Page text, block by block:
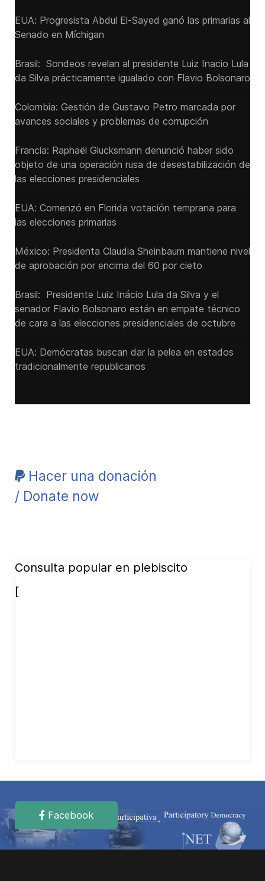
EUA: Progresista Abdul El-Sayed ganó las primarias al
Senado ‌en Míchigan
Brasil: Sondeos revelan al presidente Luiz Inacio Lula
da Silva prácticamente igualado con Flavio Bolsonaro
Colombia: Gestión de Gustavo Petro marcada por
avances sociales y problemas de corrupción
Francia: Raphaël Glucksmann denunció haber sido
objeto de una operación rusa de desestabilización de
las elecciones presidenciales
EUA: Comenzó en Florida votación temprana para
las elecciones primarias
México: Presidenta Claudia Sheinbaum mantiene nivel
de aprobación por encima del 60 por cieto
Brasil: Presidente Luiz Inácio Lula da Silva y el
senador Flavio ‌Bolsonaro están en empate técnico
de cara a las ‌elecciones presidenciales de octubre
EUA: Demócratas buscan dar la pelea en estados
tradicionalmente republicanos
Hacer una donación
/ Donate now
Consulta popular en plebiscito
[
Facebook